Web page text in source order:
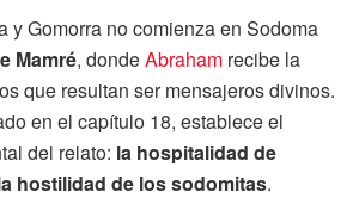
y Gomorra no comienza en Sodoma
Mamré, dondeAbraham recibe la
que resultan ser mensajeros divinos.
en el capítulo 18, establece el
del relato: la hospitalidad de
hostilidad de los sodomitas.